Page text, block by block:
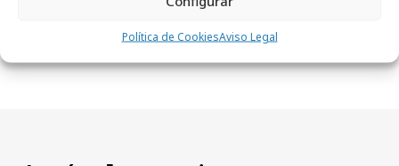
Política de CookiesAviso Legal